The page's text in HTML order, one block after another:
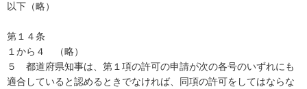
以下（略）
第１４条
１から４ （略）
５ 都道府県知事は、第１項の許可の申請が次の各号のいずれにも
適合していると認めるときでなければ、同項の許可をしてはならな